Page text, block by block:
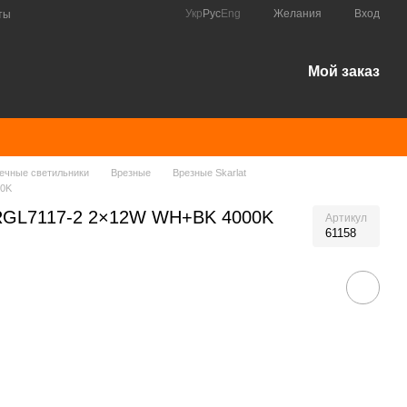
Укр РусEng Желания Вход
Мой заказ
светильники Врезные
Врезные Skarlat
2 2×12W WH+BK 4000K Артикул
61158